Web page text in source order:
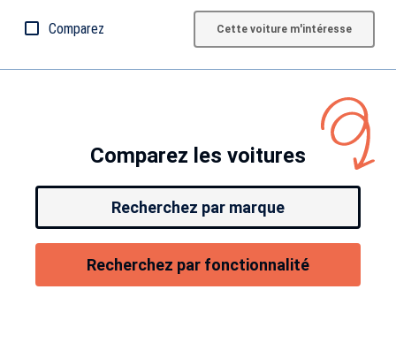
Comparez Cette voiture m'intéresse
Comparez les voitures
Recherchez par marque
Recherchez par fonctionnalité